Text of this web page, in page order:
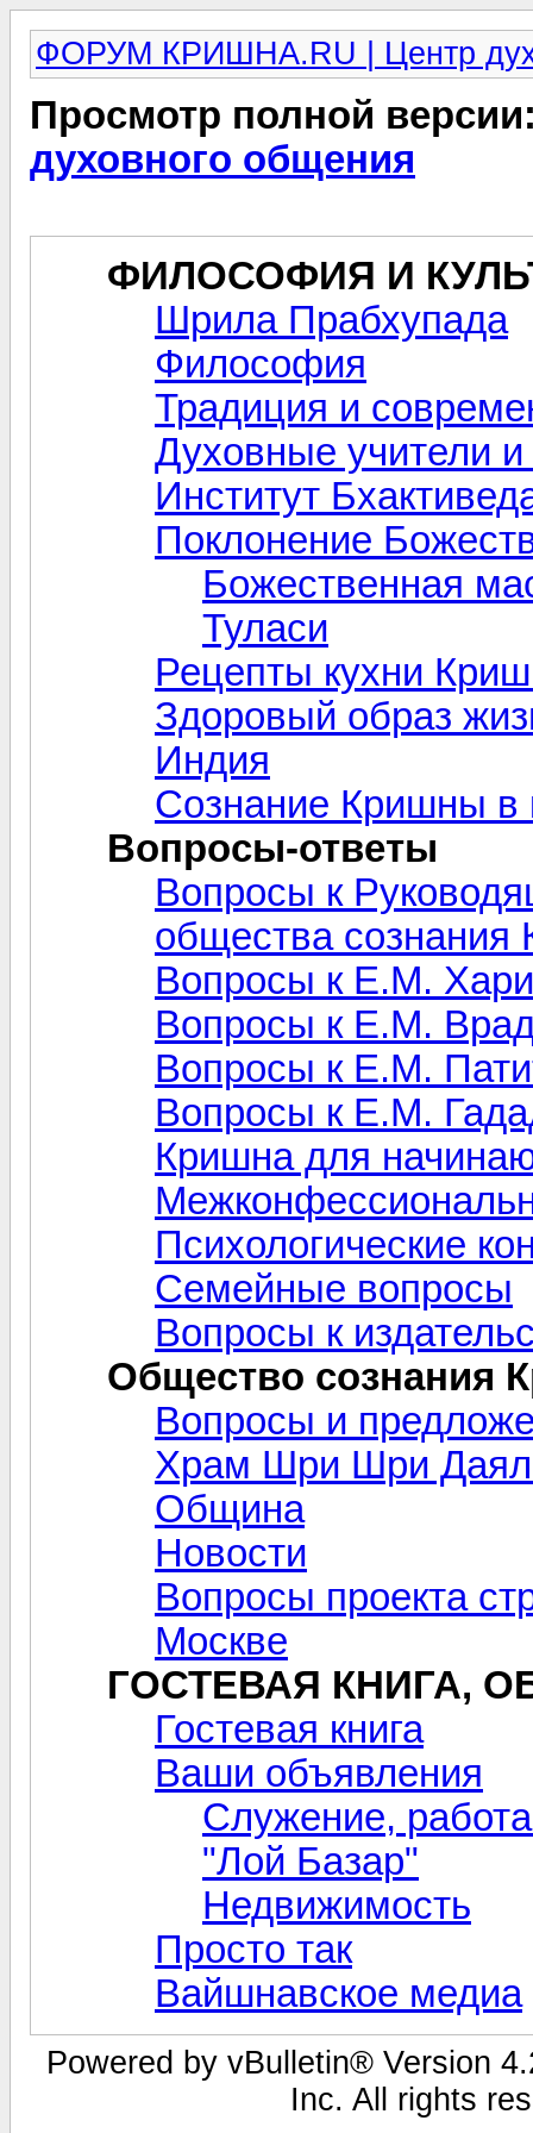
ФОРУМ КРИШНА.RU | Центр
Просмотр полной
духовного общения
ФИЛОСОФИЯ И
Шрила Прабхупада
Философия
Традиция и
Духовные учители
Институт
Поклонение
Божественная
Туласи
Рецепты кухни
Здоровый образ
Индия
Сознание Кришны в
Вопросы-ответы
Вопросы к
общества
Вопросы к Е.М.
Вопросы к Е.М.
Вопросы к Е.М.
Вопросы к Е.М.
Кришна для
Психологические
Семейные вопросы
Вопросы к
Общество сознания
Вопросы и
Храм Шри Шри
Община
Новости
Вопросы проекта
Москве
ГОСТЕВАЯ КНИГА,
Гостевая книга
Ваши объявления
Служение,
"Лой Базар"
Недвижимость
Просто так
Вайшнавское медиа
Powered by vBulletin® Version
Inc. All rights